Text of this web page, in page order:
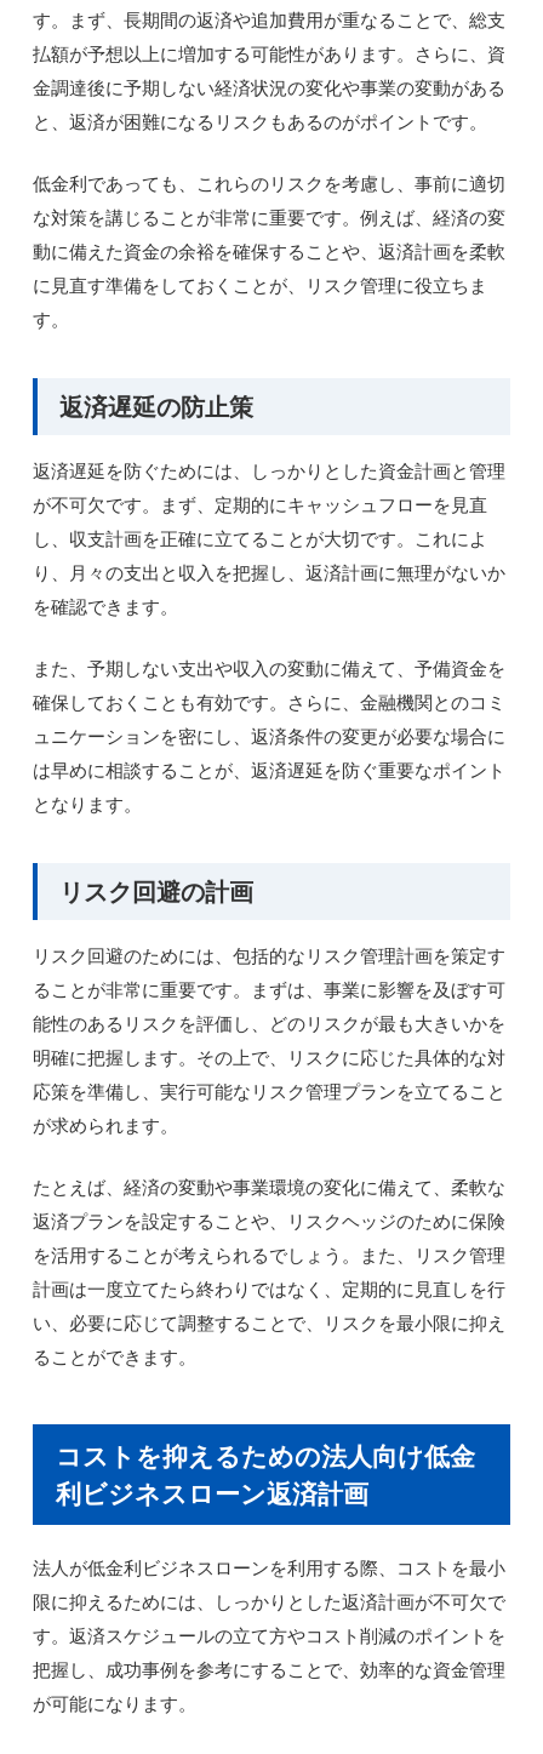
す。まず、長期間の返済や追加費用が重なることで、総支
払額が予想以上に増加する可能性があります。さらに、資
金調達後に予期しない経済状況の変化や事業の変動がある
と、返済が困難になるリスクもあるのがポイントです。
低金利であっても、これらのリスクを考慮し、事前に適切
な対策を講じることが非常に重要です。例えば、経済の変
動に備えた資金の余裕を確保することや、返済計画を柔軟
に見直す準備をしておくことが、リスク管理に役立ちま
す。
返済遅延の防止策
返済遅延を防ぐためには、しっかりとした資金計画と管理
が不可欠です。まず、定期的にキャッシュフローを見直
し、収支計画を正確に立てることが大切です。これによ
り、月々の支出と収入を把握し、返済計画に無理がないか
を確認できます。
また、予期しない支出や収入の変動に備えて、予備資金を
確保しておくことも有効です。さらに、金融機関とのコミ
ュニケーションを密にし、返済条件の変更が必要な場合に
は早めに相談することが、返済遅延を防ぐ重要なポイント
となります。
リスク回避の計画
リスク回避のためには、包括的なリスク管理計画を策定す
ることが非常に重要です。まずは、事業に影響を及ぼす可
能性のあるリスクを評価し、どのリスクが最も大きいかを
明確に把握します。その上で、リスクに応じた具体的な対
応策を準備し、実行可能なリスク管理プランを立てること
が求められます。
たとえば、経済の変動や事業環境の変化に備えて、柔軟な
返済プランを設定することや、リスクヘッジのために保険
を活用することが考えられるでしょう。また、リスク管理
計画は一度立てたら終わりではなく、定期的に見直しを行
い、必要に応じて調整することで、リスクを最小限に抑え
ることができます。
コストを抑えるための法人向け低金
利ビジネスローン返済計画
法人が低金利ビジネスローンを利用する際、コストを最小
限に抑えるためには、しっかりとした返済計画が不可欠で
す。返済スケジュールの立て方やコスト削減のポイントを
把握し、成功事例を参考にすることで、効率的な資金管理
が可能になります。